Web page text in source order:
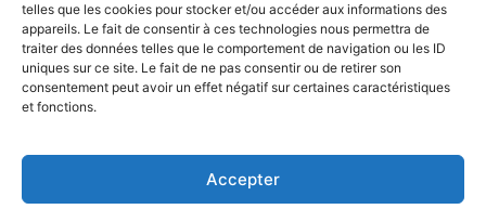
telles que les cookies pour stocker et/ou accéder aux informations des
appareils. Le fait de consentir à ces technologies nous permettra de
traiter des données telles que le comportement de navigation ou les ID
uniques sur ce site. Le fait de ne pas consentir ou de retirer son
consentement peut avoir un effet négatif sur certaines caractéristiques
et fonctions.
Accepter
Accueil Economie Entreprises Entrepreneur
Maghreb
© Challenges.tn By AAKOM.DIGITAL